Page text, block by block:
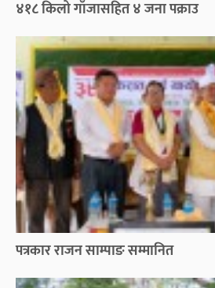
४१८ किलो गाँजासहित ४ जना पक्राउ
पत्रकार राजन साम्पाङ सम्मानित